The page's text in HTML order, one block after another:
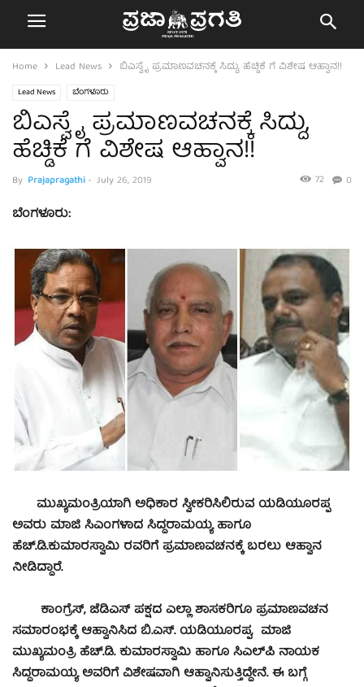
Home Lead News ಬಿಎಸ್ವೈ ಪ್ರಮಾಣವಚನಕ್ಕೆ ಸಿದ್ದು, ಹೆಚ್ಡಿಕೆ ಗೆ ವಿಶೇಷ ಆಹ್ವಾನ!!
Lead News ಬೆಂಗಳೂರು
ಬಿಎಸ್ವೈ ಪ್ರಮಾಣವಚನಕ್ಕೆ ಸಿದ್ದು,
ಹೆಚ್ಡಿಕೆ ಗೆ ವಿಶೇಷ ಆಹ್ವಾನ!!
By Prajapragathi- July 26, 2019 0
72
ಬೆಂಗಳೂರು:
ಮುಖ್ಯಮಂತ್ರಿಯಾಗಿ ಅಧಿಕಾರ ಸ್ವೀಕರಿಸಿಲಿರುವ ಯಡಿಯೂರಪ್ಪ
ಅವರು ಮಾಜಿ ಸಿಎಂಗಳಾದ ಸಿದ್ದರಾಮಯ್ಯ ಹಾಗೂ
ಹೆಚ್.ಡಿ.ಕುಮಾರಸ್ವಾಮಿ ರವರಿಗೆ ಪ್ರಮಾಣವಚನಕ್ಕೆ ಬರಲು ಆಹ್ವಾನ
ನೀಡಿದ್ದಾರೆ.
ಕಾಂಗ್ರೆಸ್, ಜೆಡಿಎಸ್ ಪಕ್ಷದ ಎಲ್ಲಾ ಶಾಸಕರಿಗೂ ಪ್ರಮಾಣವಚನ
ಸಮಾರಂಭಕ್ಕೆ ಆಹ್ವಾನಿಸಿದ ಬಿ.ಎಸ್. ಯಡಿಯೂರಪ್ಪ, ಮಾಜಿ
ಮುಖ್ಯಮಂತ್ರಿ ಹೆಚ್.ಡಿ. ಕುಮಾರಸ್ವಾಮಿ ಹಾಗೂ ಸಿಎಲ್‌ಪಿ ನಾಯಕ
ಸಿದ್ದರಾಮಯ್ಯ ಅವರಿಗೆ ವಿಶೇಷವಾಗಿ ಆಹ್ವಾನಿಸುತ್ತಿದ್ದೇನೆ. ಈ ಬಗ್ಗೆ